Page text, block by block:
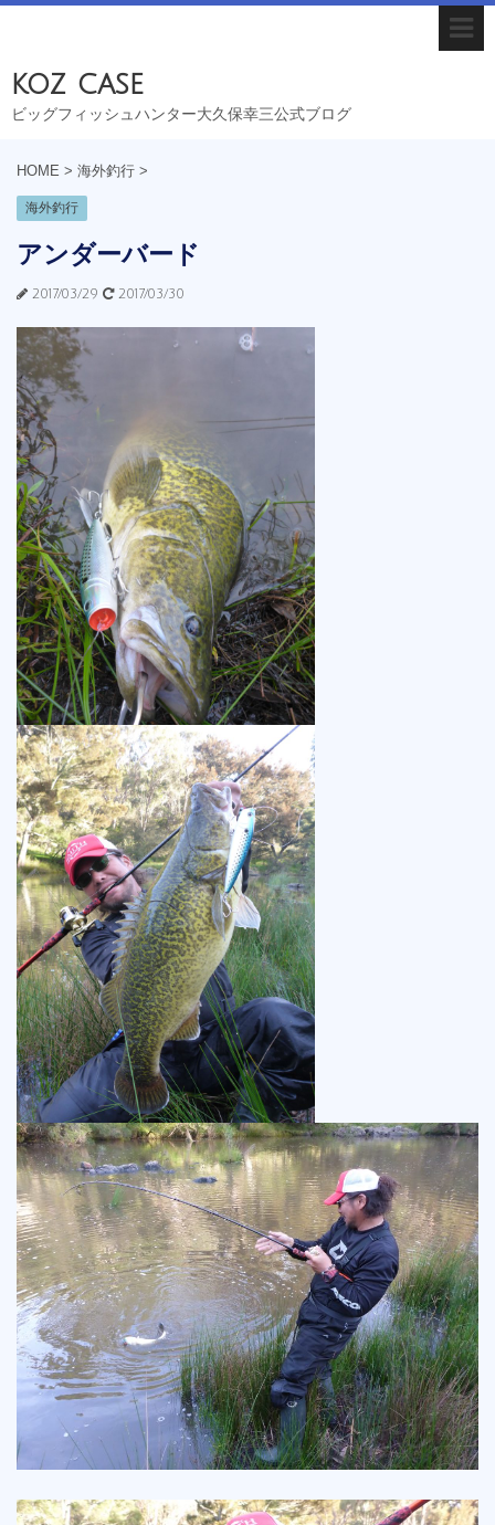
koz case
ビッグフィッシュハンター大久保幸三公式ブログ
HOME > 海外釣行 >
海外釣行
アンダーバード
2017/03/29 2017/03/30